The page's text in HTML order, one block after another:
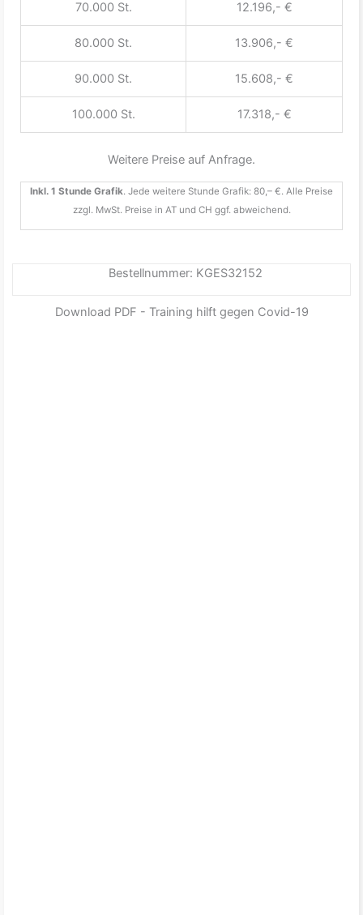
70.000 St. 12.196,- €
80.000 St. 13.906,- €
90.000 St. 15.608,- €
100.000 St. 17.318,- €
Weitere Preise auf Anfrage.
Inkl. 1 Stunde Grafik. Jede weitere Stunde Grafik: 80,– €. Alle Preise
zzgl. MwSt. Preise in AT und CH ggf. abweichend.
Bestellnummer: KGES32152
Download PDF - Training hilft gegen Covid-19